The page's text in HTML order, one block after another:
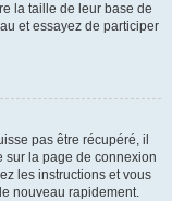
la taille de leur base de
et essayez de participer
pas être récupéré, il
sur la page de connexion
les instructions et vous
nouveau rapidement.